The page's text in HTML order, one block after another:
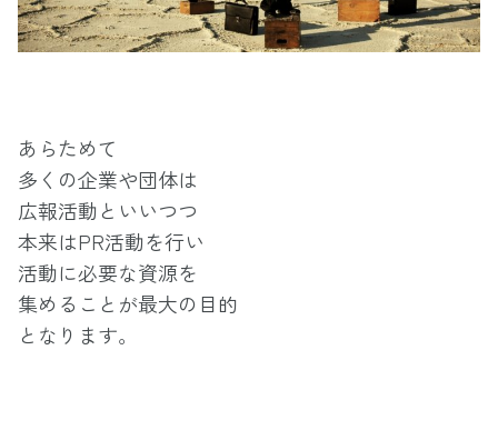
あらためて
多くの企業や団体は
広報活動といいつつ
本来はPR活動を行い
活動に必要な資源を
集めることが最大の目的
となります。